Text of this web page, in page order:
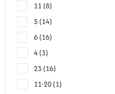
11 8
5 14
6 16
4 3
23 16
11-20 1